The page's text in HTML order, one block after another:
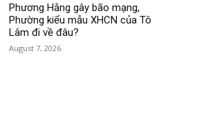
Phương Hằng gây bão mạng,
Phường kiểu mẫu XHCN của Tô
Lâm đi về đâu?
August 7, 2026